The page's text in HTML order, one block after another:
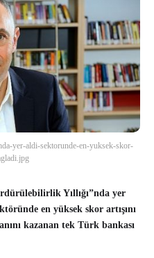
yer-aldi-sektorunde-en-yuksek-skor-
Yıllığı”nda yer
en yüksek skor artışını
kazanan tek Türk bankası